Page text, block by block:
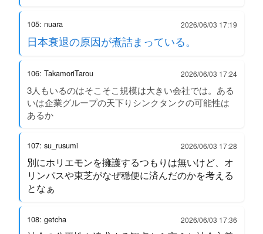
105: nuara 2026/06/03 17:19
日本衰退の原因が煮詰まっている。
106: TakamoriTarou 2026/06/03 17:24
3人もいるのはそこそこ規模は大きい会社では。ある
いは企業グループの天下りシンクタンクの可能性は
あるか
107: su_rusumi 2026/06/03 17:28
別にホリエモンを擁護するつもりは無いけど、オ
リンパスや東芝がなぜ穏便に済んだのかを考える
となぁ
108: getcha 2026/06/03 17:36